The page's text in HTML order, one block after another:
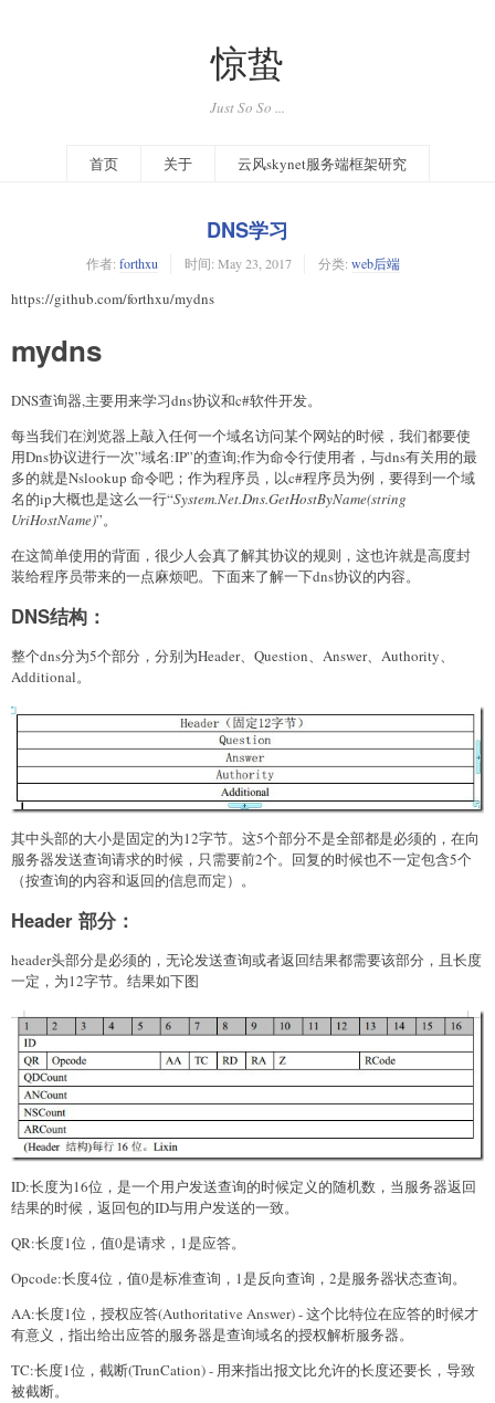
惊蛰
Just So So ...
首页 关于 云风skynet服务端框架研究
DNS学习
作者: forthxu 时间: May 23, 2017 分类: web后端
https://github.com/forthxu/mydns
mydns
DNS查询器,主要用来学习dns协议和c#软件开发。
每当我们在浏览器上敲入任何一个域名访问某个网站的时候，我们都要使
用Dns协议进行一次”域名:IP”的查询;作为命令行使用者，与dns有关用的最
多的就是Nslookup 命令吧；作为程序员，以c#程序员为例，要得到一个域
名的ip大概也是这么一行“System.Net.Dns.GetHostByName(string
UriHostName)”。
在这简单使用的背面，很少人会真了解其协议的规则，这也许就是高度封
装给程序员带来的一点麻烦吧。下面来了解一下dns协议的内容。
DNS结构：
整个dns分为5个部分，分别为Header、Question、Answer、Authority、
Additional。
其中头部的大小是固定的为12字节。这5个部分不是全部都是必须的，在向
服务器发送查询请求的时候，只需要前2个。回复的时候也不一定包含5个
（按查询的内容和返回的信息而定）。
Header 部分：
header头部分是必须的，无论发送查询或者返回结果都需要该部分，且长度
一定，为12字节。结果如下图
ID:长度为16位，是一个用户发送查询的时候定义的随机数，当服务器返回
结果的时候，返回包的ID与用户发送的一致。
QR:长度1位，值0是请求，1是应答。
Opcode:长度4位，值0是标准查询，1是反向查询，2是服务器状态查询。
AA:长度1位，授权应答(Authoritative Answer) - 这个比特位在应答的时候才
有意义，指出给出应答的服务器是查询域名的授权解析服务器。
TC:长度1位，截断(TrunCation) - 用来指出报文比允许的长度还要长，导致
被截断。